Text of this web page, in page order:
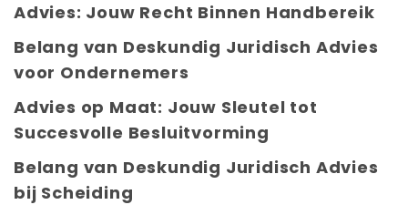
Advies: Jouw Recht Binnen Handbereik
Belang van Deskundig Juridisch Advies
voor Ondernemers
Advies op Maat: Jouw Sleutel tot
Succesvolle Besluitvorming
Belang van Deskundig Juridisch Advies
bij Scheiding